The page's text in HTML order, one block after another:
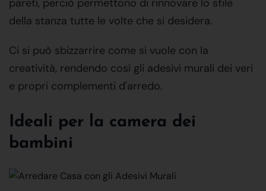
pareti, perciò permettono di rinnovare lo stile
della stanza tutte le volte che si desidera.
Ci si può sbizzarrire come si vuole con la
creatività, rendendo così gli adesivi murali dei veri
e propri complementi d'arredo.
Ideali per la camera dei
bambini